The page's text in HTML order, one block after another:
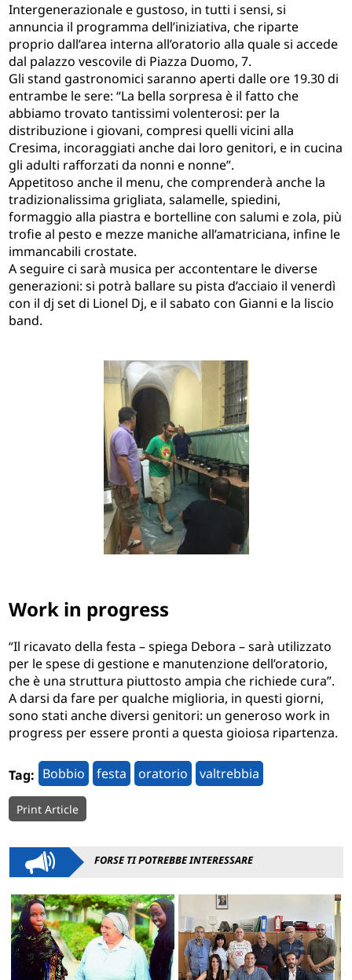
Intergenerazionale e gustoso, in tutti i sensi, si
annuncia il programma dell’iniziativa, che riparte
proprio dall’area interna all’oratorio alla quale si accede
dal palazzo vescovile di Piazza Duomo, 7.
Gli stand gastronomici saranno aperti dalle ore 19.30 di
entrambe le sere: “La bella sorpresa è il fatto che
abbiamo trovato tantissimi volenterosi: per la
distribuzione i giovani, compresi quelli vicini alla
Cresima, incoraggiati anche dai loro genitori, e in cucina
gli adulti rafforzati da nonni e nonne”.
Appetitoso anche il menu, che comprenderà anche la
tradizionalissima grigliata, salamelle, spiedini,
formaggio alla piastra e bortelline con salumi e zola, più
trofie al pesto e mezze maniche all’amatriciana, infine le
immancabili crostate.
A seguire ci sarà musica per accontentare le diverse
generazioni: si potrà ballare su pista d’acciaio il venerdì
con il dj set di Lionel Dj, e il sabato con Gianni e la liscio
band.
Work in progress
“Il ricavato della festa – spiega Debora – sarà utilizzato
per le spese di gestione e manutenzione dell’oratorio,
che è una struttura piuttosto ampia che richiede cura”.
A darsi da fare per qualche miglioria, in questi giorni,
sono stati anche diversi genitori: un generoso work in
progress per essere pronti a questa gioiosa ripartenza.
Tag: Bobbio festa oratorio valtrebbia
Print Article
FORSE TI POTREBBE INTERESSARE